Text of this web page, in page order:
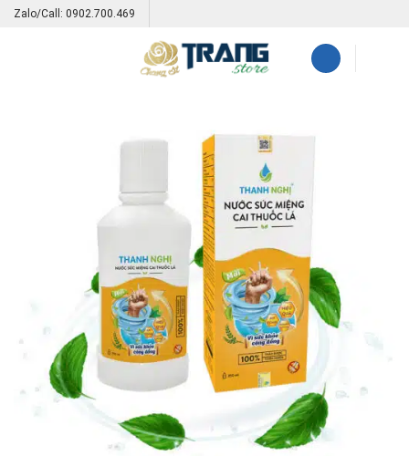
SkipZalo/Call: 0902.700.469